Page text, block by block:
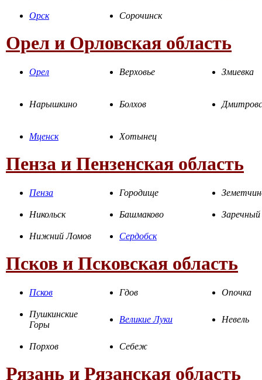
Орск Сорочинск
Орел и Орловская область
Орел Верховье Змиевка
Нарышкино Болхов
Мценск Хотынец
Пенза и Пензенская область
Пенза Городище
Никольск Башмаково Заречный
Нижний Ломов Сердобск
Псков и Псковская область
Псков Гдов Опочка
Пушкинские
Горы
Великие Луки Невель
Порхов Себеж
Рязань и Рязанская область